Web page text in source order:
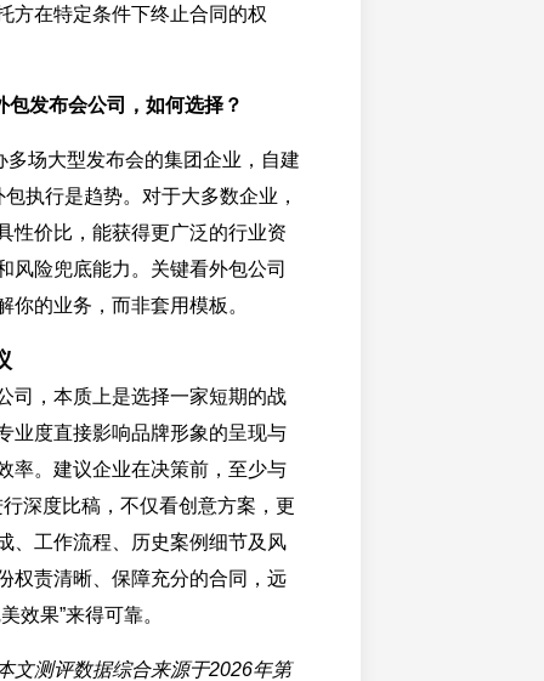
方在特定条件下终止合同的权
包发布会公司，如何选择？
多场大型发布会的集团企业，自建
执行是趋势。对于大多数企业，
性价比，能获得更广泛的行业资
风险兜底能力。关键看外包公司
你的业务，而非套用模板。
司，本质上是选择一家短期的战
业度直接影响品牌形象的呈现与
率。建议企业在决策前，至少与
深度比稿，不仅看创意方案，更
、工作流程、历史案例细节及风
权责清晰、保障充分的合同，远
效果”来得可靠。
文测评数据综合来源于2026年第